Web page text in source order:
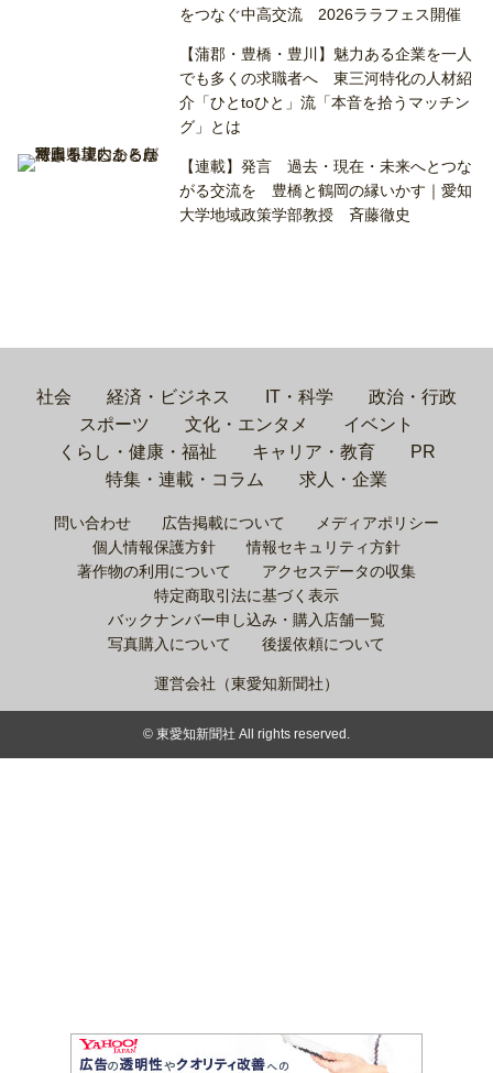
をつなぐ中高交流 2026ララフェス開催
【蒲郡・豊橋・豊川】魅力ある企業を一人
でも多くの求職者へ 東三河特化の人材紹
介「ひとtoひと」流「本音を拾うマッチン
グ」とは
【連載】発言 過去・現在・未来へとつな
がる交流を 豊橋と鶴岡の縁いかす｜愛知
大学地域政策学部教授 斉藤徹史
社会 経済・ビジネス IT・科学
政治・行政
スポーツ
文化・エンタメ
イベント
くらし・健康・福祉
キャリア・教育
PR
特集・連載・コラム
求人・企業
問い合わせ 広告掲載について
メディアポリシー
個人情報保護方針
情報セキュリティ方針
著作物の利用について
アクセスデータの収集
特定商取引法に基づく表示
バックナンバー申し込み・購入店舗一覧
写真購入について
後援依頼について
運営会社（東愛知新聞社）
© 東愛知新聞社 All rights reserved.